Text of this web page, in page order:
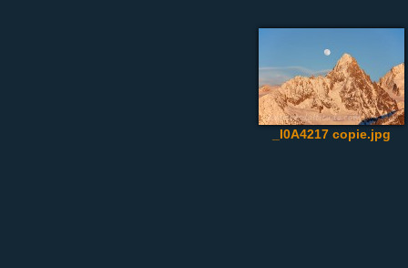
_I0A4217 copie.jpg